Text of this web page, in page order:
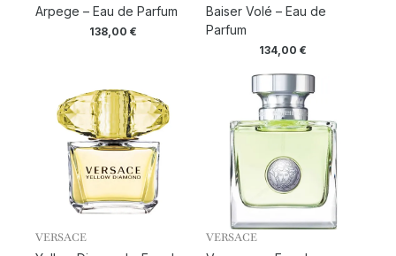
Arpege – Eau de Parfum
138,00 €
Baiser Volé – Eau de
Parfum
134,00€
VERSACE VERSACE